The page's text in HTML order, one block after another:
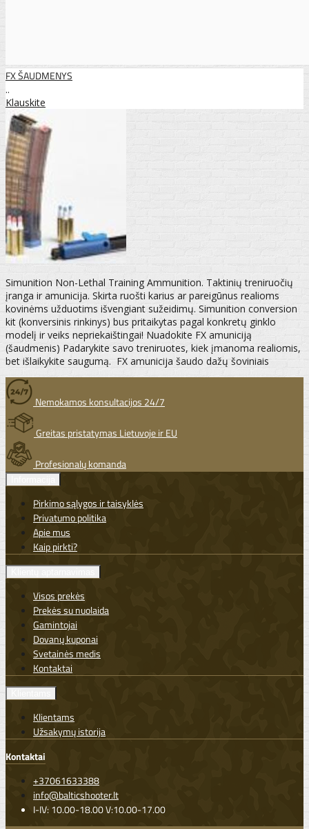
FX ŠAUDMENYS
..
Klauskite
Simunition Non-Lethal Training Ammunition. Taktinių treniruočių
įranga ir amunicija. Skirta ruošti karius ar pareigūnus realioms
kovinėms užduotims išvengiant sužeidimų. Simunition conversion
kit (konversinis rinkinys) bus pritaikytas pagal konkretų ginklo
modelį ir veiks nepriekaištingai! Nuadokite FX amuniciją
(šaudmenis) Padarykite savo treniruotes, kiek įmanoma realiomis,
bet išlaikykite saugumą. FX amunicija šaudo dažų šoviniais
Nemokamos konsultacijos 24/7
Greitas pristatymas Lietuvoje ir EU
Profesionalų komanda
Pirkimo sąlygos ir taisyklės
Privatumo politika
Apie mus
Kaip pirkti?
Visos prekės
Prekės su nuolaida
Gamintojai
Dovanų kuponai
Svetainės medis
Kontaktai
Klientams
Užsakymų istorija
Kontaktai
+37061633388
info@balticshooter.lt
I-IV: 10.00-18.00 V:10.00-17.00